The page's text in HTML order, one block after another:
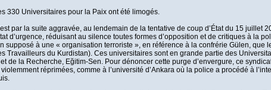
330 Universitaires pour la Paix ont été limogés.
par la suite aggravée, au lendemain de la tentative de coup d’État du 15
d’urgence, réduisant au silence toutes formes d’opposition et de critiques à la
supposé à une « organisation terroriste », en référence à la confrérie Gülen, que
Travailleurs du Kurdistan). Ces universitaires sont en grande partie des
et de la Recherche, Eğitim-Sen. Pour dénoncer cette purge d’envergure, ce
réprimées, comme à l’université d’Ankara où la police a procédé à